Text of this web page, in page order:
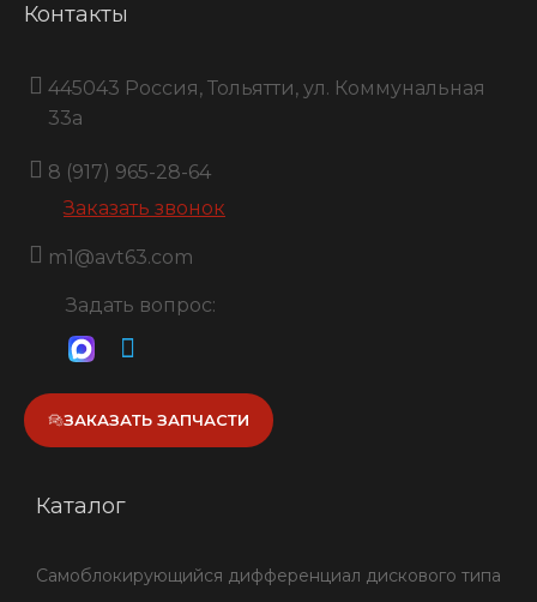
Контакты
445043 Россия, Тольятти, ул. Коммунальная
33a
8 (917) 965-28-64
Заказать звонок
m1@avt63.com
Задать вопрос:
ЗАКАЗАТЬ ЗАПЧАСТИ
Каталог
Самоблокирующийся дифференциал дискового типа